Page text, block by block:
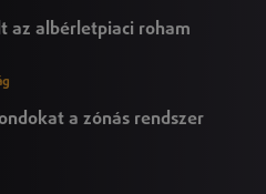
az albérletpiaci roham
a zónás rendszer